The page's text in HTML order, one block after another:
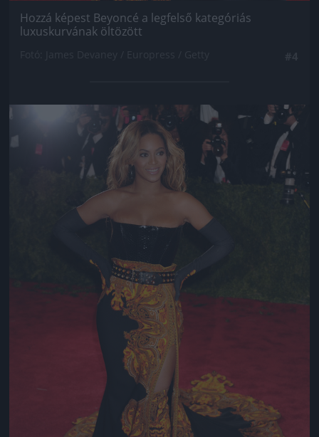
Hozzá képest Beyoncé a legfelső kategóriás
luxuskurvának öltözött
Jön még kép!